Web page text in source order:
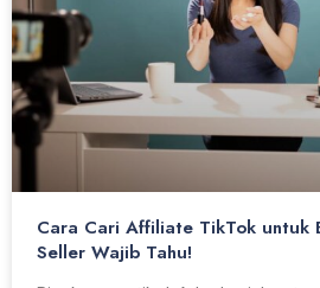
Cara Cari Affiliate TikTok untuk
Seller Wajib Tahu!